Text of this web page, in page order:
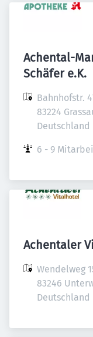
Achental-
Schäfer e.K.
Bahnhofstr.
83224
Deutschland
6 - 9
Achentaler
Wendelweg
83246
Deutschland